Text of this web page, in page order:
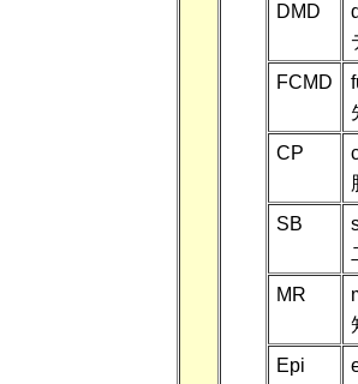
DMD
FCMD
CP
SB
MR
Epi